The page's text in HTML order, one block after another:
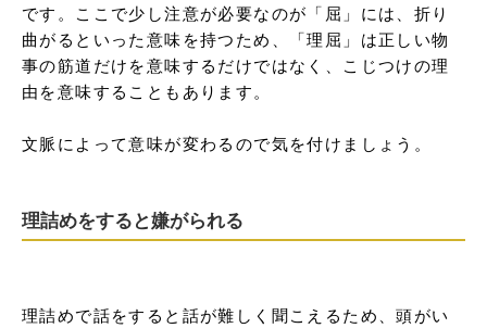
です。ここで少し注意が必要なのが「屈」には、折り
曲がるといった意味を持つため、「理屈」は正しい物
事の筋道だけを意味するだけではなく、こじつけの理
由を意味することもあります。
文脈によって意味が変わるので気を付けましょう。
理詰めをすると嫌がられる
理詰めで話をすると話が難しく聞こえるため、頭がい